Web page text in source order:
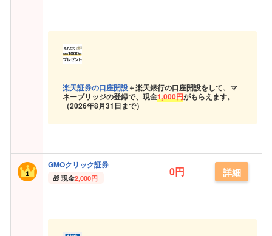
楽天証券の口座開設＋楽天銀行の口座開設をして、マ
ネーブリッジの登録で、現金1,000円がもらえます。
（2026年8月31日まで）
GMOクリック証券
現金2,000円 0円 詳細